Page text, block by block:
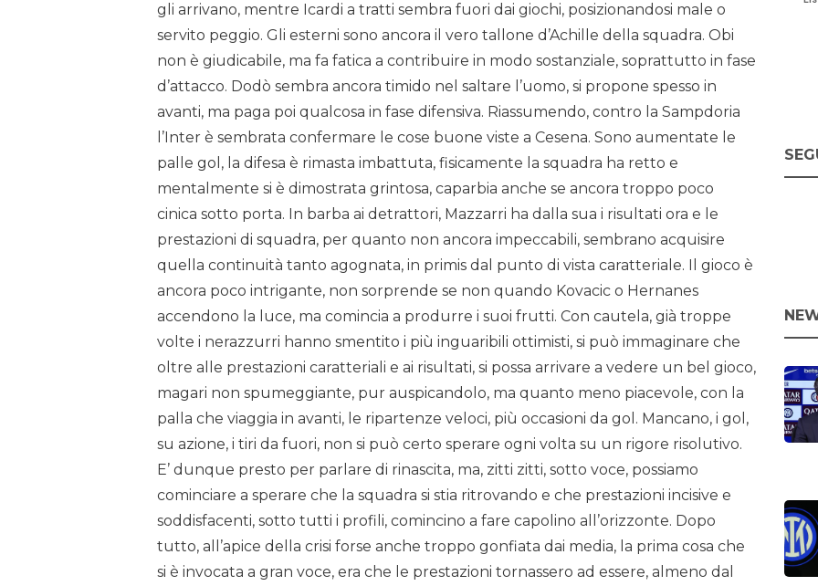
gli arrivano, mentre Icardi a tratti sembra fuori dai giochi, posizionandosi male o
servito peggio. Gli esterni sono ancora il vero tallone d’Achille della squadra. Obi
non è giudicabile, ma fa fatica a contribuire in modo sostanziale, soprattutto in fase
d’attacco. Dodò sembra ancora timido nel saltare l’uomo, si propone spesso in
avanti, ma paga poi qualcosa in fase difensiva. Riassumendo, contro la Sampdoria
l’Inter è sembrata confermare le cose buone viste a Cesena. Sono aumentate le
palle gol, la difesa è rimasta imbattuta, fisicamente la squadra ha retto e
mentalmente si è dimostrata grintosa, caparbia anche se ancora troppo poco
cinica sotto porta. In barba ai detrattori, Mazzarri ha dalla sua i risultati ora e le
prestazioni di squadra, per quanto non ancora impeccabili, sembrano acquisire
quella continuità tanto agognata, in primis dal punto di vista caratteriale. Il gioco è
ancora poco intrigante, non sorprende se non quando Kovacic o Hernanes
accendono la luce, ma comincia a produrre i suoi frutti. Con cautela, già troppe
volte i nerazzurri hanno smentito i più inguaribili ottimisti, si può immaginare che
oltre alle prestazioni caratteriali e ai risultati, si possa arrivare a vedere un bel gioco,
magari non spumeggiante, pur auspicandolo, ma quanto meno piacevole, con la
palla che viaggia in avanti, le ripartenze veloci, più occasioni da gol. Mancano, i gol,
su azione, i tiri da fuori, non si può certo sperare ogni volta su un rigore risolutivo.
E’ dunque presto per parlare di rinascita, ma, zitti zitti, sotto voce, possiamo
cominciare a sperare che la squadra si stia ritrovando e che prestazioni incisive e
soddisfacenti, sotto tutti i profili, comincino a fare capolino all’orizzonte. Dopo
tutto, all’apice della crisi forse anche troppo gonfiata dai media, la prima cosa che
si è invocata a gran voce, era che le prestazioni tornassero ad essere, almeno dal